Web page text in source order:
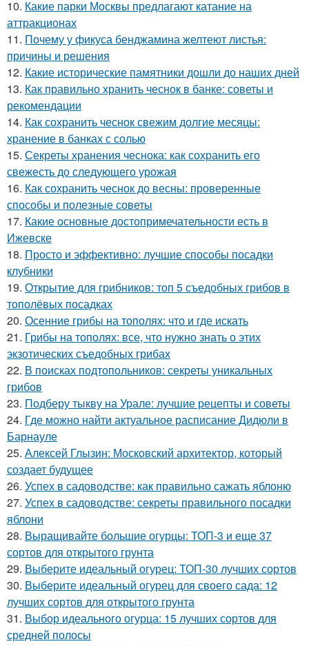
10. Какие парки Москвы предлагают катание на
аттракционах
11. Почему у фикуса бенджамина желтеют листья:
причины и решения
12. Какие исторические памятники дошли до наших дней
13. Как правильно хранить чеснок в банке: советы и
рекомендации
14. Как сохранить чеснок свежим долгие месяцы:
хранение в банках с солью
15. Секреты хранения чеснока: как сохранить его
свежесть до следующего урожая
16. Как сохранить чеснок до весны: проверенные
способы и полезные советы
17. Какие основные достопримечательности есть в
Ижевске
18. Просто и эффективно: лучшие способы посадки
клубники
19. Открытие для грибников: топ 5 съедобных грибов в
тополёвых посадках
20. Осенние грибы на тополях: что и где искать
21. Грибы на тополях: все, что нужно знать о этих
экзотических съедобных грибах
22. В поисках подтопольников: секреты уникальных
грибов
23. Подберу тыкву на Урале: лучшие рецепты и советы
24. Где можно найти актуальное расписание Дидюли в
Барнауле
25. Алексей Глызин: Московский архитектор, который
создает будущее
26. Успех в садоводстве: как правильно сажать яблоню
27. Успех в садоводстве: секреты правильного посадки
яблони
28. Выращивайте большие огурцы: ТОП-3 и еще 37
сортов для открытого грунта
29. Выберите идеальный огурец: ТОП-30 лучших сортов
30. Выберите идеальный огурец для своего сада: 12
лучших сортов для открытого грунта
31. Выбор идеального огурца: 15 лучших сортов для
средней полосы